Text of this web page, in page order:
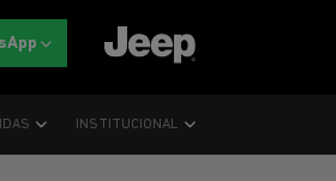
INSTITUCIONAL